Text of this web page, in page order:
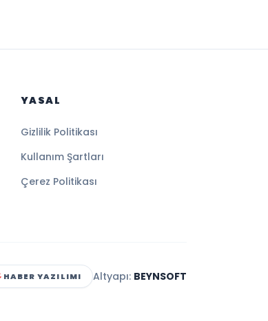
YASAL
Gizlilik Politikası
Kullanım Şartları
Çerez Politikası
HABER YAZILIMI Altyapı: BEYNSOFT